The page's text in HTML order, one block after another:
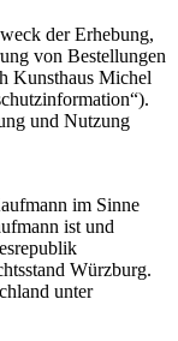
der Erhebung,
von Bestellungen
Kunsthaus Michel
und Nutzung
im Sinne
ist und
Würzburg.
unter